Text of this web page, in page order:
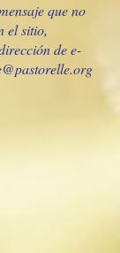
que no
el sitio,
de e-